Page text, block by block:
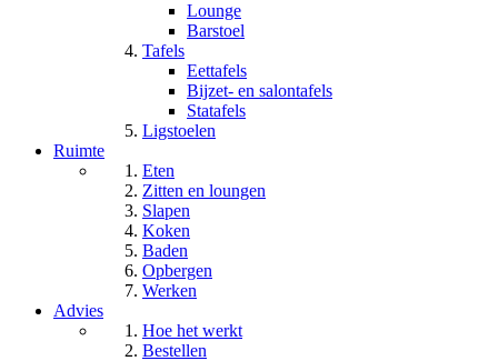
Lounge
Barstoel
Tafels
Eettafels
Bijzet- en salontafels
Statafels
Ligstoelen
Ruimte
Eten
Zitten en loungen
Slapen
Koken
Baden
Opbergen
Werken
Advies
Hoe het werkt
Bestellen